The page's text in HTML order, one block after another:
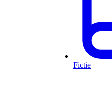
Fictie